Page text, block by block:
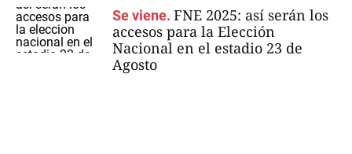
Se viene. FNE 2025: así serán los
accesos para la Elección
Nacional en el estadio 23 de
Agosto